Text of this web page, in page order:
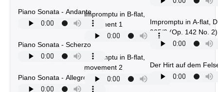
Piano Sonata - Andante
Piano Sonata - Scherzo
Piano Sonata - Allegro
Impromptu in B-flat,
movement 1
Impromptu in B-flat,
movement 2
Impromptu in A-flat,
935/2 (Op. 142 No. 2)
Der Hirt auf dem